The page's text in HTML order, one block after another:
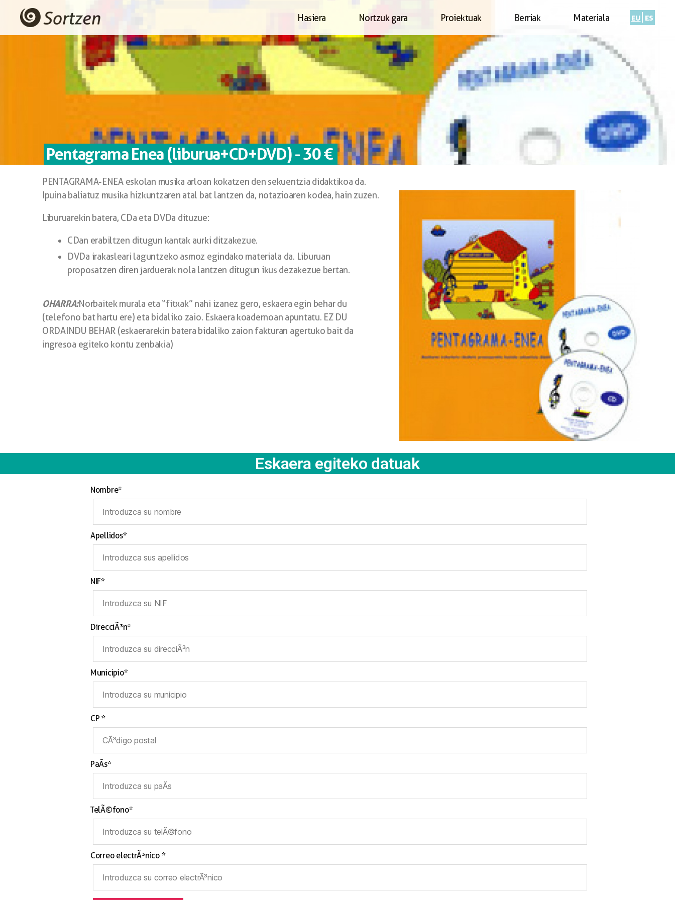
Hasiera Nortzuk gara Proiektuak Berriak Materiala eu es
Pentagrama Enea (liburua+CD+DVD) - 30 €
PENTAGRAMA-ENEA eskolan musika arloan kokatzen den sekuentzia didaktikoa da.
Ipuina baliatuz musika hizkuntzaren atal bat lantzen da, notazioaren kodea, hain zuzen.
Liburuarekin batera, CDa eta DVDa dituzue:
CDan erabiltzen ditugun kantak aurki ditzakezue.
DVDa irakasleari laguntzeko asmoz egindako materiala da. Liburuan
proposatzen diren jarduerak nola lantzen ditugun ikus dezakezue bertan.
OHARRA:Norbaitek murala eta “fitxak” nahi izanez gero, eskaera egin behar du
(telefono bat hartu ere) eta bidaliko zaio. Eskaera koadernoan apuntatu. EZ DU
ORDAINDU BEHAR (eskaerarekin batera bidaliko zaion fakturan agertuko bait da
ingresoa egiteko kontu zenbakia)
Eskaera egiteko datuak
Nombre*
Apellidos*
NIF*
DirecciÃ³n*
Municipio*
CP *
PaÃ­s*
TelÃ©fono*
Correo electrÃ³nico *